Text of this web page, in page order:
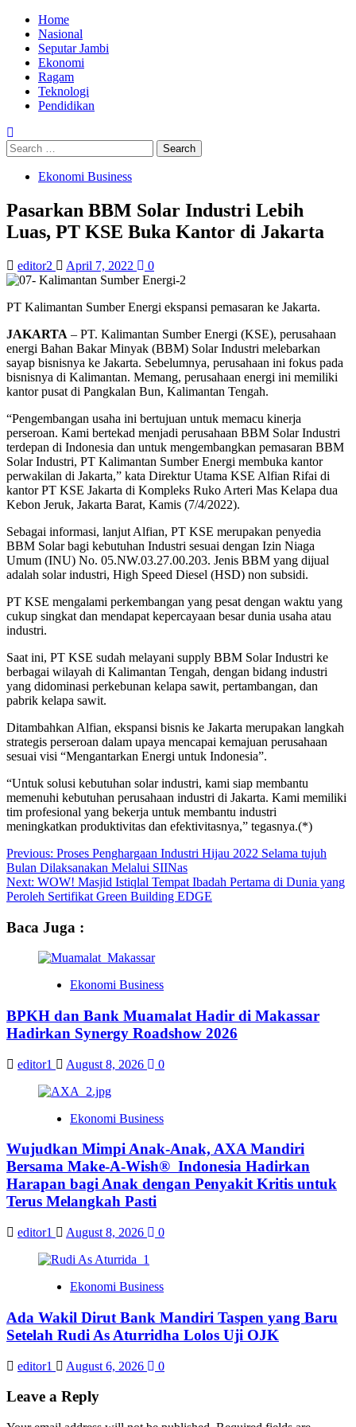
Home
Nasional
Seputar Jambi
Ekonomi
Ragam
Teknologi
Pendidikan
Ekonomi Business
Pasarkan BBM Solar Industri Lebih
Luas, PT KSE Buka Kantor di Jakarta
editor2 April 7, 2022 0
PT Kalimantan Sumber Energi ekspansi pemasaran ke Jakarta.
JAKARTA – PT. Kalimantan Sumber Energi (KSE), perusahaan
energi Bahan Bakar Minyak (BBM) Solar Industri melebarkan
sayap bisnisnya ke Jakarta. Sebelumnya, perusahaan ini fokus pada
bisnisnya di Kalimantan. Memang, perusahaan energi ini memiliki
kantor pusat di Pangkalan Bun, Kalimantan Tengah.
“Pengembangan usaha ini bertujuan untuk memacu kinerja
perseroan. Kami bertekad menjadi perusahaan BBM Solar Industri
terdepan di Indonesia dan untuk mengembangkan pemasaran BBM
Solar Industri, PT Kalimantan Sumber Energi membuka kantor
perwakilan di Jakarta,” kata Direktur Utama KSE Alfian Rifai di
kantor PT KSE Jakarta di Kompleks Ruko Arteri Mas Kelapa dua
Kebon Jeruk, Jakarta Barat, Kamis (7/4/2022).
Sebagai informasi, lanjut Alfian, PT KSE merupakan penyedia
BBM Solar bagi kebutuhan Industri sesuai dengan Izin Niaga
Umum (INU) No. 05.NW.03.27.00.203. Jenis BBM yang dijual
adalah solar industri, High Speed Diesel (HSD) non subsidi.
PT KSE mengalami perkembangan yang pesat dengan waktu yang
cukup singkat dan mendapat kepercayaan besar dunia usaha atau
industri.
Saat ini, PT KSE sudah melayani supply BBM Solar Industri ke
berbagai wilayah di Kalimantan Tengah, dengan bidang industri
yang didominasi perkebunan kelapa sawit, pertambangan, dan
pabrik kelapa sawit.
Ditambahkan Alfian, ekspansi bisnis ke Jakarta merupakan langkah
strategis perseroan dalam upaya mencapai kemajuan perusahaan
sesuai visi “Mengantarkan Energi untuk Indonesia”.
“Untuk solusi kebutuhan solar industri, kami siap membantu
memenuhi kebutuhan perusahaan industri di Jakarta. Kami memiliki
tim profesional yang bekerja untuk membantu industri
meningkatkan produktivitas dan efektivitasnya,” tegasnya.(*)
Previous: Proses Penghargaan Industri Hijau 2022 Selama tujuh
Bulan Dilaksanakan Melalui SIINas
Next: WOW! Masjid Istiqlal Tempat Ibadah Pertama di Dunia yang
Peroleh Sertifikat Green Building EDGE
Baca Juga :
Ekonomi Business
BPKH dan Bank Muamalat Hadir di Makassar
Hadirkan Synergy Roadshow 2026
editor1 August 8, 2026 0
Ekonomi Business
Wujudkan Mimpi Anak-Anak, AXA Mandiri
Bersama Make-A-Wish® Indonesia Hadirkan
Harapan bagi Anak dengan Penyakit Kritis untuk
Terus Melangkah Pasti
editor1 August 8, 2026 0
Ekonomi Business
Ada Wakil Dirut Bank Mandiri Taspen yang Baru
Setelah Rudi As Aturridha Lolos Uji OJK
editor1 August 6, 2026 0
Leave a Reply